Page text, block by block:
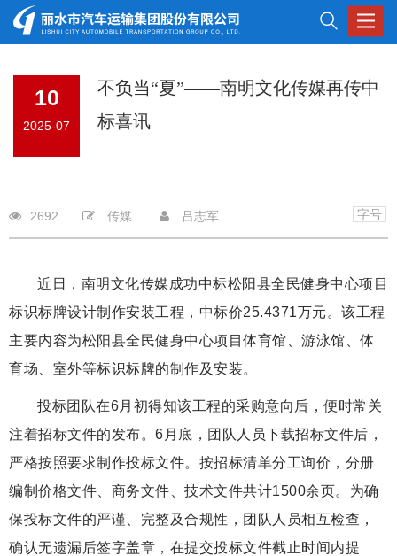
Toggle
不负当“夏”——南明文化传媒再传中
标喜讯
10
2025-07
2692 传媒 吕志军 字号
近日，南明文化传媒成功中标松阳县全民健身中心项目
标识标牌设计制作安装工程，中标价25.4371万元。该工程
主要内容为松阳县全民健身中心项目体育馆、游泳馆、体
育场、室外等标识标牌的制作及安装。
投标团队在6月初得知该工程的采购意向后，便时常关
注着招标文件的发布。6月底，团队人员下载招标文件后，
严格按照要求制作投标文件。按招标清单分工询价，分册
编制价格文件、商务文件、技术文件共计1500余页。为确
保投标文件的严谨、完整及合规性，团队人员相互检查，
确认无遗漏后签字盖章，在提交投标文件截止时间内提